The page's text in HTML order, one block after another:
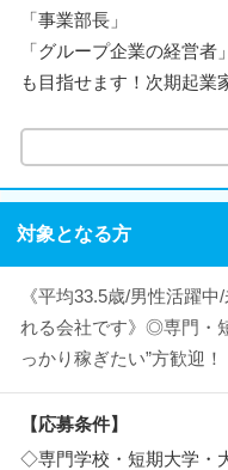
「事業部長」
「グループ企業の経営者」
も目指せます！次期起
対象となる方
《平均33.5歳/男性活躍
れる会社です》◎専門・
っかり稼ぎたい”方歓迎！
【応募条件】
◇専門学校・短期大学・